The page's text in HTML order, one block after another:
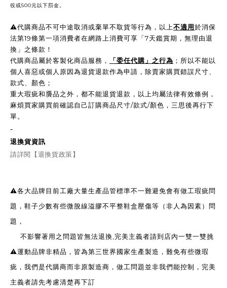
役或500元以下罰金。
⚠️代購商品不可中途取消或棄單不取貨等行為，以上不適用於消保
法第19條第一項消費者在網路上消費可享「7天鑑賞期，無理由退
換」之條款！
代購商品屬於客製化商品服務，
「委任代購」之行為 ；所以不能以
個人喜惡或個人原因為退貨退款作為申請，除賣家購買錯誤尺寸、
款式、顏色；
重大瑕疵和贗品之外，都不能退貨退款，以上均屬法律有效條例，
麻煩買家購買前確認自己訂購商品尺寸/款式/顏色，三思後再行下
單。
-
退換貨資訊
請詳閱【退換貨政策】
⚠️各大品牌目前工廠大量生產品管標準不一難避免會有做工瑕疵問
題，鞋子少數有些微脫線溢膠不平整鞋盒壓傷等（非人為因素）問
題，
不影響著用之問題皆無法退換,完美主義者請到店內一雙一雙挑
⚠️運動品牌非精品，皆為第三世界國家生產製造，難免有些微瑕
疵，我們是代購商而非原製造商，做工問題並非我們能控制，完美
主義者請先考慮清楚再下訂